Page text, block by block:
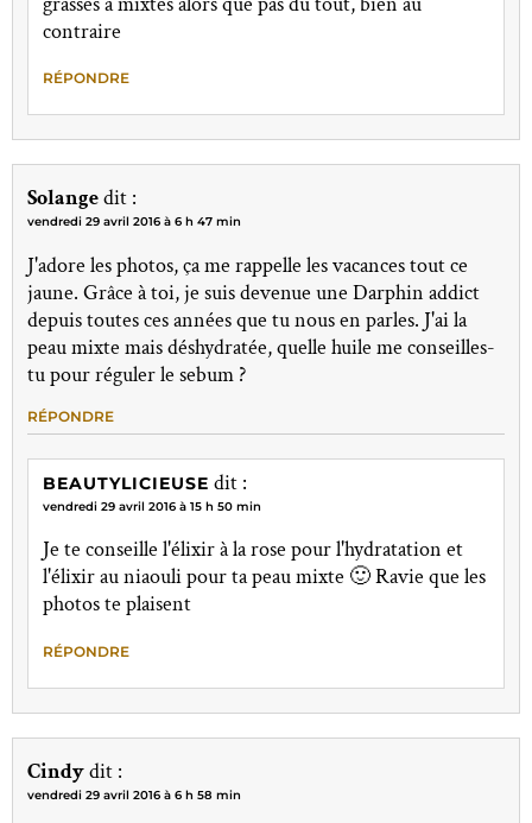
contraire
RÉPONDRE
Solangedit :
vendredi 29 avril 2016 à 6 h 47 min
J'adore les photos, ça me rappelle les vacances tout ce
jaune. Grâce à toi, je suis devenue une Darphin addict
depuis toutes ces années que tu nous en parles. J'ai la
peau mixte mais déshydratée, quelle huile me conseilles-
tu pour réguler le sebum ?
RÉPONDRE
BEAUTYLICIEUSE dit :
vendredi 29 avril 2016 à 15 h 50 min
Je te conseille l'élixir à la rose pour l'hydratation et
l'élixir au niaouli pour ta peau mixte 🙂 Ravie que les
photos te plaisent
RÉPONDRE
Cindydit :
vendredi 29 avril 2016 à 6 h 58 min